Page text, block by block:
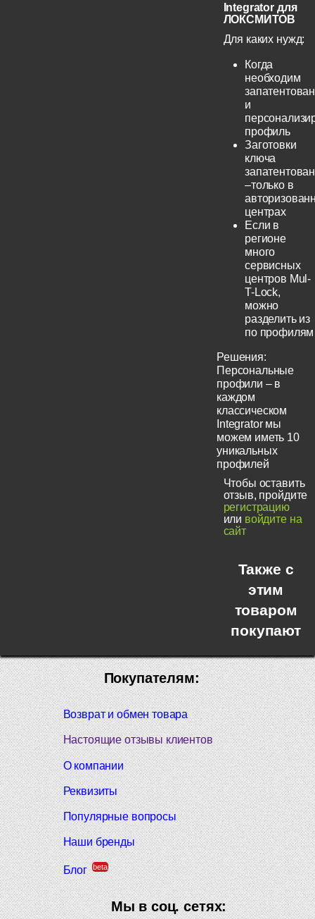
Integrator для
ЛОКСМИТОВ
Для каких нужд:
Когда
необходим
и
профиль
Заготовки
ключа
–только в
центрах
Если в
регионе
много
сервисных
центров Mul-
T-Lock,
можно
разделить из
по профилям
Решения:
Персональные
профили – в
каждом
классическом
Integrator мы
можем иметь 10
уникальных
профилей
Чтобы оставить
отзыв, пройдите
регистрацию
или войдите на
сайт
Также с
этим
товаром
покупают
Покупателям:
Возврат и обмен товара
Настоящие отзывы клиентов
О компании
Реквизиты
Популярные вопросы
Наши бренды
Блог beta
Мы в соц. сетях: